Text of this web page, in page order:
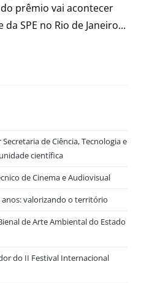
prêmio vai acontecer
SPE no Rio de Janeiro...
de Ciência, Tecnologia e
científica
de Cinema e Audiovisual
anos: valorizando o território
de Arte Ambiental do Estado
do II Festival Internacional